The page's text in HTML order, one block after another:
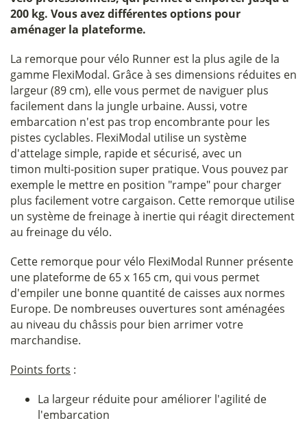
200 kg. Vous avez différentes options pour
aménager la plateforme.
La remorque pour vélo Runner est la plus agile de la
gamme FlexiModal. Grâce à ses dimensions réduites en
largeur (89 cm), elle vous permet de naviguer plus
facilement dans la jungle urbaine. Aussi, votre
embarcation n'est pas trop encombrante pour les
pistes cyclables. FlexiModal utilise un système
d'attelage simple, rapide et sécurisé, avec un
timon multi-position super pratique. Vous pouvez par
exemple le mettre en position "rampe" pour charger
plus facilement votre cargaison. Cette remorque utilise
un système de freinage à inertie qui réagit directement
au freinage du vélo.
Cette remorque pour vélo FlexiModal Runner présente
une plateforme de 65 x 165 cm, qui vous permet
d'empiler une bonne quantité de caisses aux normes
Europe. De nombreuses ouvertures sont aménagées
au niveau du châssis pour bien arrimer votre
marchandise.
Points forts :
La largeur réduite pour améliorer l'agilité de
l'embarcation